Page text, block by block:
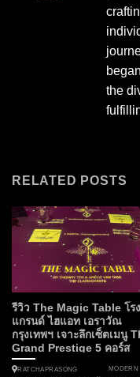
the
RELATED POSTS
รีวิว The Magic Table โร
แกรนด์ ไฮแอท เอราวัณ
กรุงเทพฯ เจาะลึกเซ็ตเมนู
Grand Prestige 5 คอร์ส
RATCHAPRASONG